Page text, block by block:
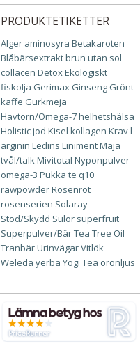
PRODUKTETIKETTER
Alger aminosyra Betakaroten
Blåbärsextraktbrun utan sol
collacen DetoxEkologiskt
fiskolja Gerimax Ginseng Grönt
kaffe Gurkmeja
Havtorn/Omega-7helhetshälsa
Holisticjod Kisel kollagen Kravl-
arginin Ledins LinimentMaja
tvål/talkMivitotal Nyponpulver
omega-3 Pukka te q10
rawpowderRosenrot
rosenserien Solaray
Stöd/Skydd Sulor superfruit
Superpulver/BärTea Tree Oil
TranbärUrinvägarVitlök
Weleda yerba Yogi Tea öronljus